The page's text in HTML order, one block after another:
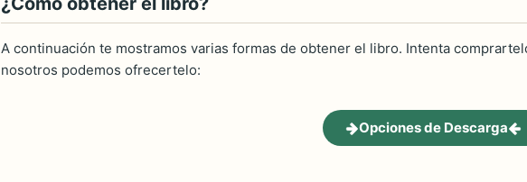
A continuación te mostramos varias formas de obtener el libro. Intenta
nosotros podemos ofrecertelo:
Opciones de Descarga